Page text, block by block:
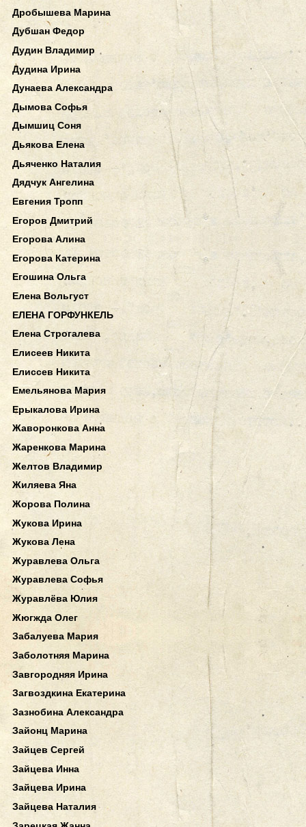
Дробышева Марина
Дубшан Федор
Дудин Владимир
Дудина Ирина
Дунаева Александра
Дымова Софья
Дымшиц Соня
Дьякова Елена
Дьяченко Наталия
Дядчук Ангелина
Евгения Тропп
Егоров Дмитрий
Егорова Алина
Егорова Катерина
Егошина Ольга
Елена Вольгуст
ЕЛЕНА ГОРФУНКЕЛЬ
Елена Строгалева
Елисеев Никита
Елиссев Никита
Емельянова Мария
Ерыкалова Ирина
Жаворонкова Анна
Жаренкова Марина
Желтов Владимир
Жиляева Яна
Жорова Полина
Жукова Ирина
Жукова Лена
Журавлева Ольга
Журавлева Софья
Журавлёва Юлия
Жюгжда Олег
Забалуева Мария
Заболотняя Марина
Завгородняя Ирина
Загвоздкина Екатерина
Зазнобина Александра
Зайонц Марина
Зайцев Сергей
Зайцева Инна
Зайцева Ирина
Зайцева Наталия